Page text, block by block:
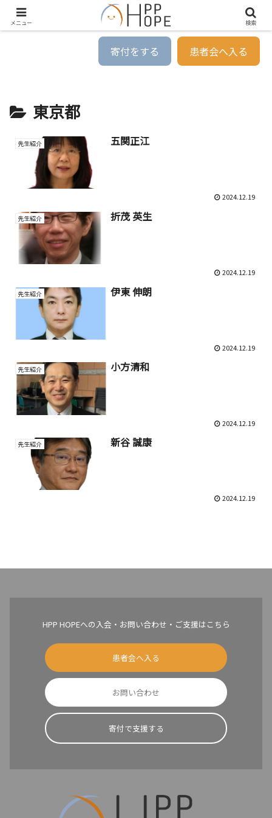
寄付をする 患者会へ入る
東京都
先生紹介 五関正江
2024.12.19
先生紹介 折茂 英生
2024.12.19
先生紹介 伊東 伸朗
2024.12.19
先生紹介 小方清和
2024.12.19
先生紹介 新谷 誠康
2024.12.19
HPP HOPEへの入会・お問い合わせ・ご支援はこちら
患者会へ入る
お問い合わせ
寄付で支援する
メニュー 検索